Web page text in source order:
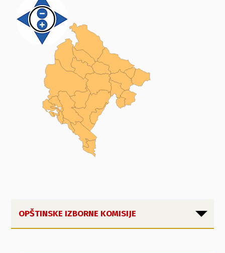
OPŠTINSKE IZBORNE KOMISIJE